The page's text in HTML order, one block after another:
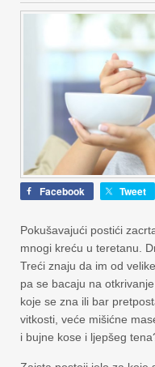
Facebook Tweet
Pokušavajući postići
mnogi kreću u teretanu.
Treći znaju da im od
pa se bacaju na
koje se zna ili bar
vitkosti, veće mišićne
i bujne kose i ljepšeg